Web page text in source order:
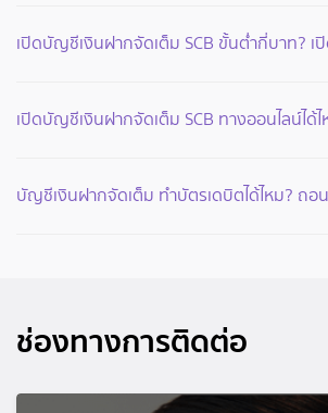
เปิดบัญชีเงินฝากจัดเต็ม SCB ขั้นต่ำกี่บาท?
เปิดบัญชีเงินฝากจัดเต็ม SCB ทางออนไลน์ได้ไ
บัญชีเงินฝากจัดเต็ม ทำบัตรเดบิตได้ไหม? ถอน
ช่องทางการติดต่อ